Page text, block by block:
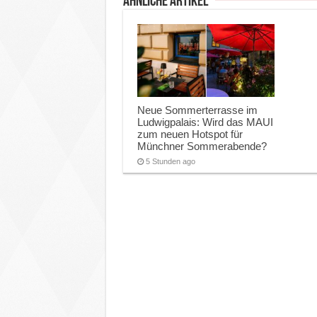
Neue Sommerterrasse im
Ludwigpalais: Wird das MAUI
zum neuen Hotspot für
Münchner Sommerabende?
5 Stunden ago